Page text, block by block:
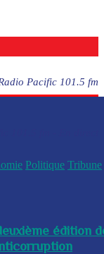
Pacific 101.5 fm
Politique Tribune
édition